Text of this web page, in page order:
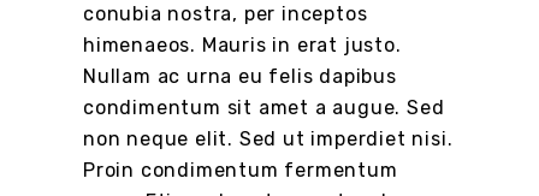
conubia nostra, per inceptos
himenaeos. Mauris in erat justo.
Nullam ac urna eu felis dapibus
condimentum sit amet a augue. Sed
non neque elit. Sed ut imperdiet nisi.
Proin condimentum fermentum